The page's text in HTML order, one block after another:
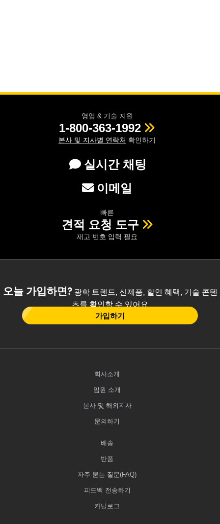
영업 & 기술 지원
1-800-363-1992
본사 및 지사별 연락처 확인하기
실시간 채팅
이메일
빠른
견적 요청 도구
재고 번호 입력 필요
오늘 가입하면?광학 트렌드, 신제품, 할인 혜택, 기술 콘텐
츠를 확인할 수 있어요
가입하기
회사소개
임원 소개
본사 및 해외지사
문의하기
배송
반품
자주 묻는 질문(FAQ)
피드백 전송하기
카탈로그